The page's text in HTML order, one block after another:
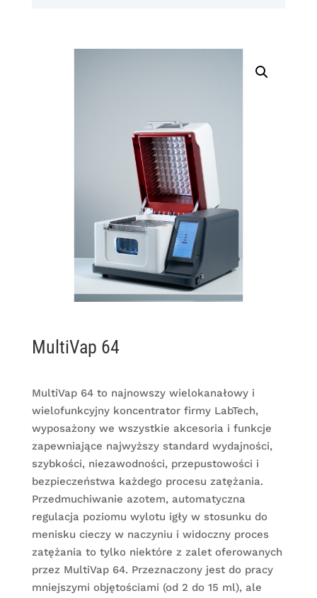
MultiVap 64
MultiVap 64 to najnowszy wielokanałowy i
wielofunkcyjny koncentrator firmy LabTech,
wyposażony we wszystkie akcesoria i funkcje
zapewniające najwyższy standard wydajności,
szybkości, niezawodności, przepustowości i
bezpieczeństwa każdego procesu zatężania.
Przedmuchiwanie azotem, automatyczna
regulacja poziomu wylotu igły w stosunku do
menisku cieczy w naczyniu i widoczny proces
zatężania to tylko niektóre z zalet oferowanych
przez MultiVap 64. Przeznaczony jest do pracy
mniejszymi objętościami (od 2 do 15 ml), ale